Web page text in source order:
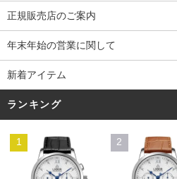
正規販売店のご案内
年末年始の営業に関して
新着アイテム
ランキング
1 2